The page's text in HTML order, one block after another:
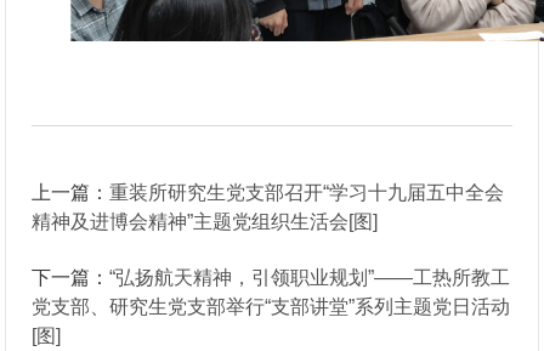
上一篇：重装所研究生党支部召开“学习十九届五中全会
精神及进博会精神”主题党组织生活会[图]
下一篇：“弘扬航天精神，引领职业规划”——工热所教工
党支部、研究生党支部举行“支部讲堂”系列主题党日活动
[图]